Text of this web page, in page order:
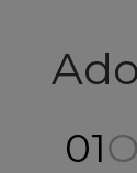
01